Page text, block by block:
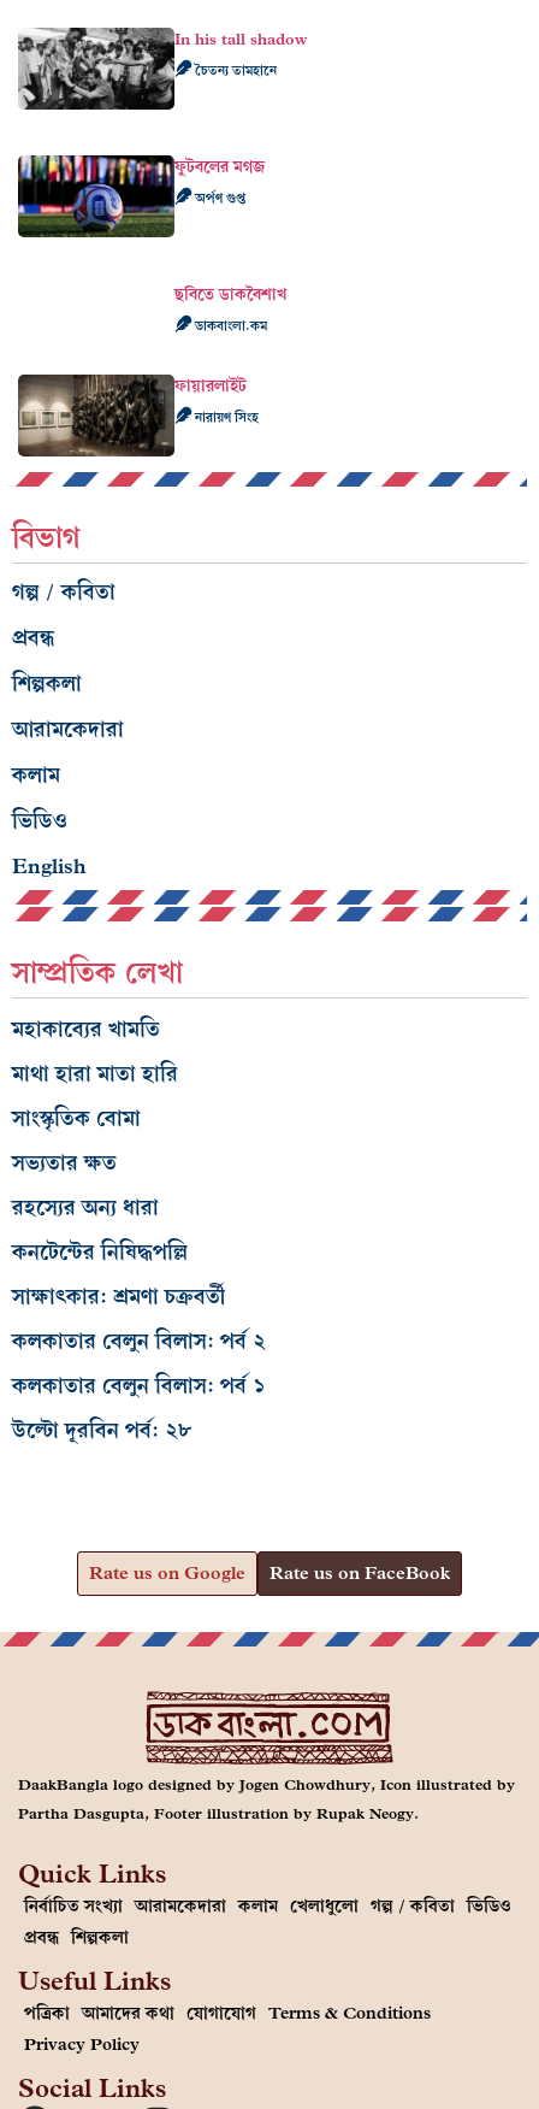
In his tall shadow
চৈতন্য তামহানে
ফুটবলের মগজ
অর্পণ গুপ্ত
ছবিতে ডাকবৈশাখ
ডাকবাংলা.কম
ফায়ারলাইট
নারায়ণ সিংহ
বিভাগ
গল্প / কবিতা
প্রবন্ধ
শিল্পকলা
আরামকেদারা
কলাম
ভিডিও
English
সাম্প্রতিক লেখা
মহাকাব্যের খামতি
মাথা হারা মাতা হারি
সাংস্কৃতিক বোমা
সভ্যতার ক্ষত
রহস্যের অন্য ধারা
কনটেন্টের নিষিদ্ধপল্লি
সাক্ষাৎকার: শ্রমণা চক্রবর্তী
কলকাতার বেলুন বিলাস: পর্ব ২
কলকাতার বেলুন বিলাস: পর্ব ১
উল্টো দূরবিন পর্ব: ২৮
Rate us on Google Rate us on FaceBook
DaakBangla logo designed by Jogen Chowdhury, Icon illustrated by
Partha Dasgupta, Footer illustration by Rupak Neogy.
Quick Links
নির্বাচিত সংখ্যা আরামকেদারা কলাম খেলাধুলো গল্প / কবিতা ভিডিও
প্রবন্ধ শিল্পকলা
Useful Links
পত্রিকা আমাদের কথা যোগাযোগ Terms & Conditions
Privacy Policy
Social Links